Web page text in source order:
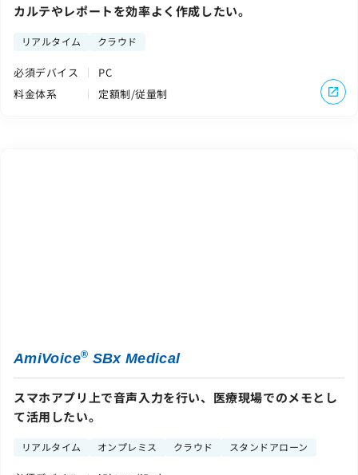
カルテやレポートを効率よく作成したい。
リアルタイム クラウド
必須デバイス
PC
料金体系
定額制/従量制
AmiVoice® SBx Medical
スマホアプリ上で音声入力を行い、医療現場でのメモとし
て活用したい。
リアルタイム オンプレミス クラウド スタンドアローン